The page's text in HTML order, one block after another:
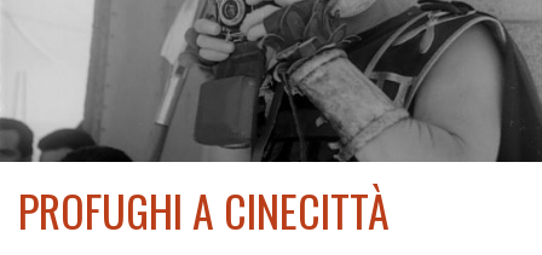
2012
PROFUGHI A CINECITTÀ